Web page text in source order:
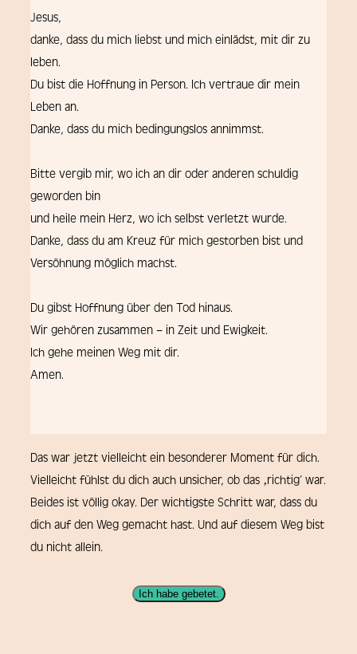
Jesus,
danke, dass du mich liebst und mich einlädst, mit dir zu
leben.
Du bist die Hoffnung in Person. Ich vertraue dir mein
Leben an.
Danke, dass du mich bedingungslos annimmst.
Bitte vergib mir, wo ich an dir oder anderen schuldig
geworden bin
und heile mein Herz, wo ich selbst verletzt wurde.
Danke, dass du am Kreuz für mich gestorben bist und
Versöhnung möglich machst.
Du gibst Hoffnung über den Tod hinaus.
Wir gehören zusammen – in Zeit und Ewigkeit.
Ich gehe meinen Weg mit dir.
Amen.
Das war jetzt vielleicht ein besonderer Moment für dich.
Vielleicht fühlst du dich auch unsicher, ob das ‚richtig‘ war.
Beides ist völlig okay. Der wichtigste Schritt war, dass du
dich auf den Weg gemacht hast. Und auf diesem Weg bist
du nicht allein.
Ich habe gebetet.